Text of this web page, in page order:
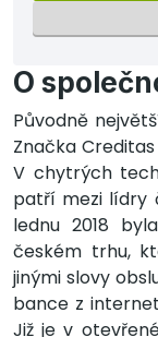
O
Původně
Značka
V chytrých
patří mezi lídry
lednu 2018
českém trhu,
jinými slovy
bance z
Již je v